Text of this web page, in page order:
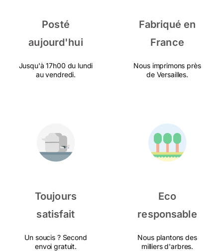
Posté
aujourd'hui
Jusqu'à 17h00 du lundi
au vendredi.
Fabriqué en
France
Nous imprimons près
de Versailles.
Toujours
satisfait
Un soucis ? Second
envoi gratuit.
Eco
responsable
Nous plantons des
milliers d'arbres.